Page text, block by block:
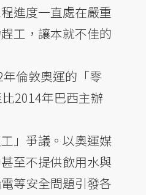
進度一直處在嚴重
工，讓本就不佳的
倫敦奧運的「零
2014年巴西主辦
」爭議。以奧運媒
至不提供飲用水與
等安全問題引發各